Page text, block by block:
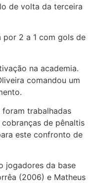
de volta da terceira
por 2 a 1 com gols de
na academia.
comandou um
trabalhadas
de pênaltis
este confronto de
jogadores da base
(2006) e Matheus